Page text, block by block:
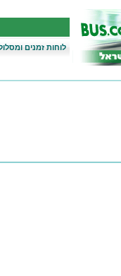
לוחות זמנים